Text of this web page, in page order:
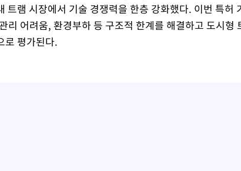
트램 시장에서 기술 경쟁력을 한층 강화했다. 이번 특허
리 어려움, 환경부하 등 구조적 한계를 해결하고 도시형
로 평가된다.